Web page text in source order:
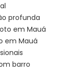
profunda
em Mauá
em Mauá
barro